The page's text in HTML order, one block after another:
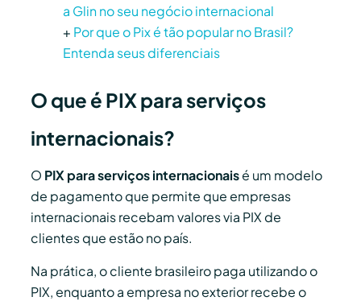
a Glin no seu negócio internacional
+ Por que o Pix é tão popular no Brasil?
Entenda seus diferenciais
O que é PIX para serviços
internacionais?
O PIX para serviços internacionaisé um modelo
de pagamento que permite que empresas
internacionais recebam valores via PIX de
clientes que estão no país.
Na prática, o cliente brasileiro paga utilizando o
PIX, enquanto a empresa no exterior recebe o